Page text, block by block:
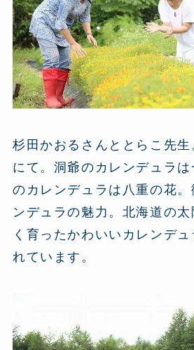
杉田かおるさんととらこ先生
にて。洞爺のカレンデュラ
のカレンデュラは八重の花
ンデュラの魅力。北海道の
く育ったかわいいカレンデ
れています。